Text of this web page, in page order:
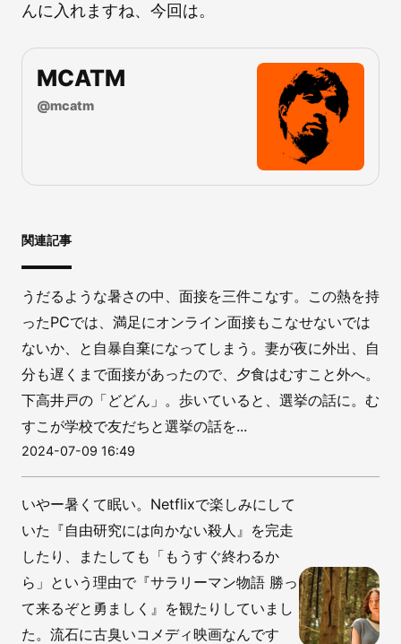
んに入れますね、今回は。
MCATM
@mcatm
関連記事
うだるような暑さの中、面接を三件こなす。この熱を持
ったPCでは、満足にオンライン面接もこなせないでは
ないか、と自暴自棄になってしまう。妻が夜に外出、自
分も遅くまで面接があったので、夕食はむすこと外へ。
下高井戸の「どどん」。歩いていると、選挙の話に。む
すこが学校で友だちと選挙の話を...
2024-07-09 16:49
いやー暑くて眠い。Netflixで楽しみにして
いた『自由研究には向かない殺人』を完走
したり、またしても「もうすぐ終わるか
ら」という理由で『サラリーマン物語 勝っ
て来るぞと勇ましく』を観たりしていまし
た。流石に古臭いコメディ映画なんです